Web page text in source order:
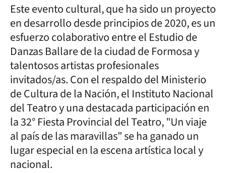
Este evento cultural, que ha sido un proyecto
en desarrollo desde principios de 2020, es un
esfuerzo colaborativo entre el Estudio de
Danzas Ballare de la ciudad de Formosa y
talentosos artistas profesionales
invitados/as. Con el respaldo del Ministerio
de Cultura de la Nación, el Instituto Nacional
del Teatro y una destacada participación en
la 32° Fiesta Provincial del Teatro, "Un viaje
al país de las maravillas" se ha ganado un
lugar especial en la escena artística local y
nacional.